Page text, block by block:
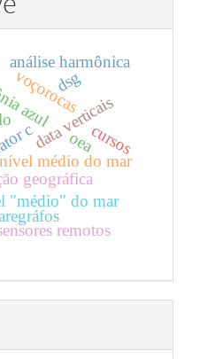
data verticais
médio do mar
azul
voçorocas
geográfica
"médio" do mar
análise harmônica
remotos
dsg
c oeacursos